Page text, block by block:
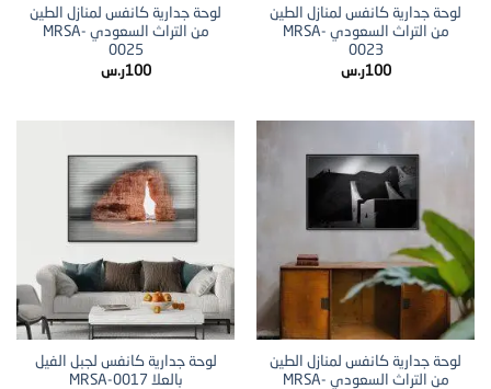
لوحة جدارية كانفس لمنازل الطين
من التراث السعودي MRSA-
0023
100ر.س
لوحة جدارية كانفس لمنازل الطين
من التراث السعودي MRSA-
0025
100ر.س
لوحة جدارية كانفس لمنازل الطين
من التراث السعودي MRSA-
لوحة جدارية كانفس لجبل الفيل
بالعلا MRSA-0017